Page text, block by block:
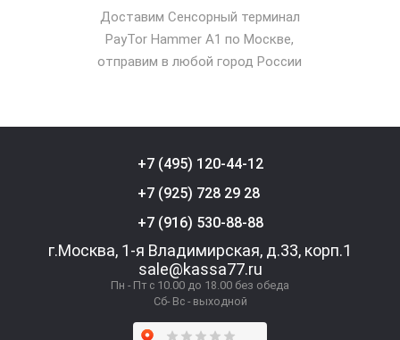
Доставим Сенсорный терминал
PayTor Hammer A1 по Москве,
отправим в любой город России
+7 (495) 120-44-12
+7 (925) 728 29 28
+7 (916) 530-88-88
г.Москва, 1-я Владимирская, д.33, корп.1
sale@kassa77.ru
Пн - Пт с 10.00 до 18.00 без обеда
Сб- Вс - выходной